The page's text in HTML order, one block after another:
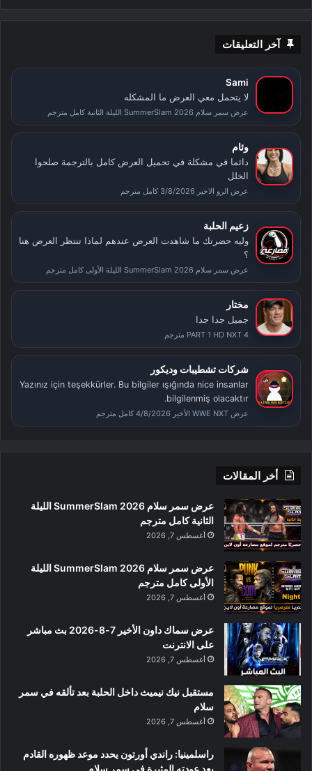
آخر التعليقات
Sami
لا يتحمل معي العرض ما المشكله
عرض سمر سلام SummerSlam 2026 الليلة الثانية كامل مترجم
وئام
دائما في مشكلة في تحميل العرض كامل بالترجمة صلحوا
الخلل
عرض الرو الاخير 3/8/2026 كامل مترجم
زعيم الحلبة
وليه حضرتك ما شاهدت العرض عندهم لماذا تنتظر العرض هنا
؟
عرض سمر سلام SummerSlam 2026 الليلة الأولى كامل مترجم
مختار
جميل جدا جدا
PART 1 HD NXT 4 مترجم
شركات تشطيبات وديكور
Yazınız için teşekkürler. Bu bilgiler ışığında nice insanlar
bilgilenmiş olacaktır.
عرض WWE NXT الأخير 4/8/2026 كامل مترجم
أخر المقالات
عرض سمر سلام SummerSlam 2026 الليلة
الثانية كامل مترجم
أغسطس 7, 2026
عرض سمر سلام SummerSlam 2026 الليلة
الأولى كامل مترجم
أغسطس 7, 2026
عرض سماك داون الأخير 7-8-2026 بث مباشر
على الانترنت
أغسطس 7, 2026
مستقبل نيك نيميث داخل الحلبة بعد تألقه في سمر
سلام
أغسطس 7, 2026
راسلمينيا: راندي أورتون يحدد موعد ظهوره القادم